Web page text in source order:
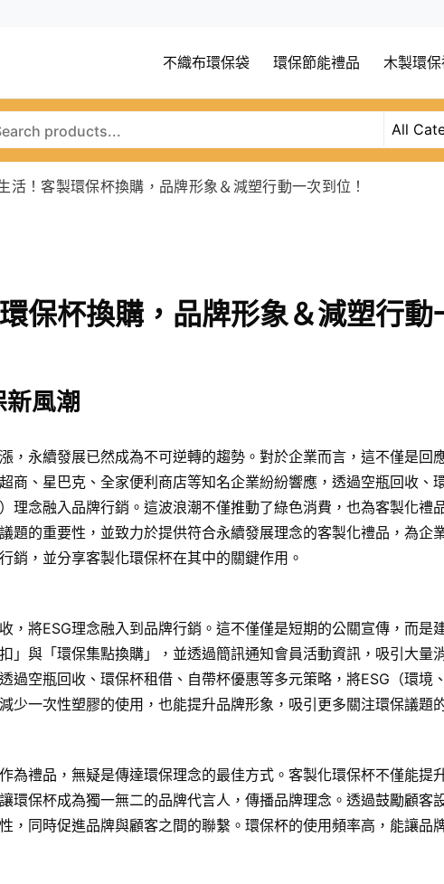
不織布環保袋 環保節能禮品 木製環保
活！客製環保杯換購，品牌形象＆減塑行動一次到位！
保杯換購，品牌形象＆減塑行動
風潮
，永續發展已然成為不可逆轉的趨勢。對於企業而言，這不僅是回
商、星巴克、全家便利商店等知名企業紛紛響應，透過空瓶回收、
理念融入品牌行銷。這波浪潮不僅推動了綠色消費，也為客製化禮
題的重要性，並致力於提供符合永續發展理念的客製化禮品，為企
銷，並分享客製化環保杯在其中的關鍵作用。
，將ESG理念融入到品牌行銷。這不僅僅是短期的公關宣傳，而是
」與「環保集點換購」，並透過簡訊通知會員活動資訊，吸引大量
過空瓶回收、環保杯租借、自帶杯優惠等多元策略，將ESG（環境
少一次性塑膠的使用，也能提升品牌形象，吸引更多關注環保議題
為禮品，無疑是傳達環保理念的最佳方式。客製化環保杯不僅能提
環保杯成為獨一無二的品牌代言人，傳播品牌理念。透過鼓勵顧客
，同時促進品牌與顧客之間的聯繫。環保杯的使用頻率高，能讓品